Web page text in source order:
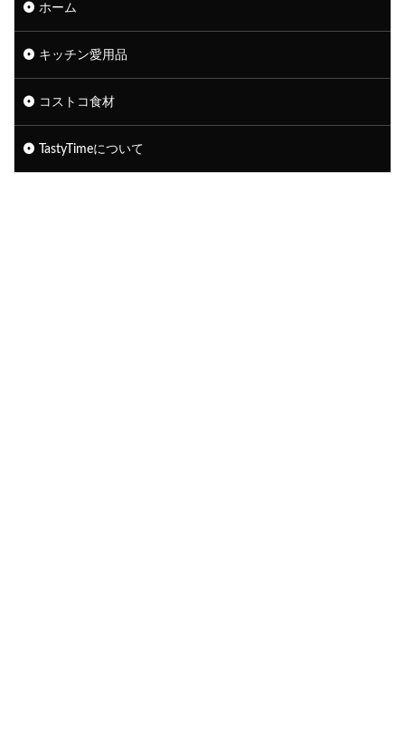
ホーム
キッチン愛用品
コストコ食材
TastyTimeについて